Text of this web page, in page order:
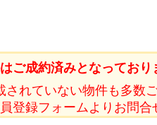
ご成約済みとなっており
れていない物件も多数ご
登録フォームよりお問合